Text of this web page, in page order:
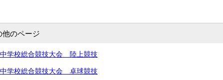
他のページ
学校総合競技大会 陸上競技
学校総合競技大会 卓球競技